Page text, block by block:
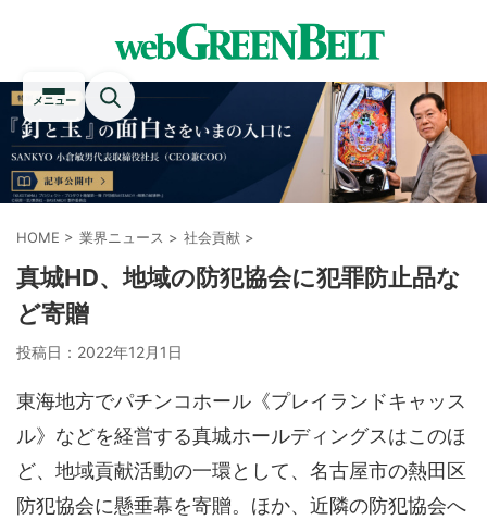
メニュー
HOME > 業界ニュース > 社会貢献 >
真城HD、地域の防犯協会に犯罪防止品な
ど寄贈
投稿日： 2022年12月1日
東海地方でパチンコホール《プレイランドキャッス
ル》などを経営する真城ホールディングスはこのほ
ど、地域貢献活動の一環として、名古屋市の熱田区
防犯協会に懸垂幕を寄贈。ほか、近隣の防犯協会へ